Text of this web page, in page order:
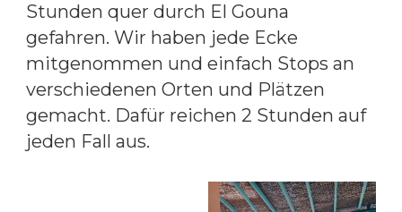
Stunden quer durch El Gouna
gefahren. Wir haben jede Ecke
mitgenommen und einfach Stops an
verschiedenen Orten und Plätzen
gemacht. Dafür reichen 2 Stunden auf
jeden Fall aus.